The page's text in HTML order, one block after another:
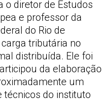
o diretor de Estudos
e professor da
do Rio de
tributária no
distribuída. Ele foi
da elaboração
um
técnicos do instituto